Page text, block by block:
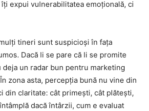
expui vulnerabilitatea emoțională, ci
tineri sunt suspicioși în fața
Dacă li se pare că li se promite
deja un radar bun pentru marketing
zona asta, percepția bună nu vine din
din claritate: cât primești, cât plătești,
dacă întârzii, cum e evaluat